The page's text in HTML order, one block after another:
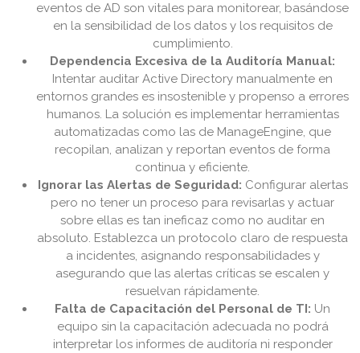
eventos de AD son vitales para monitorear, basándose
en la sensibilidad de los datos y los requisitos de
cumplimiento.
Dependencia Excesiva de la Auditoría Manual:
Intentar auditar Active Directory manualmente en
entornos grandes es insostenible y propenso a errores
humanos. La solución es implementar herramientas
automatizadas como las de ManageEngine, que
recopilan, analizan y reportan eventos de forma
continua y eficiente.
Ignorar las Alertas de Seguridad: Configurar alertas
pero no tener un proceso para revisarlas y actuar
sobre ellas es tan ineficaz como no auditar en
absoluto. Establezca un protocolo claro de respuesta
a incidentes, asignando responsabilidades y
asegurando que las alertas críticas se escalen y
resuelvan rápidamente.
Falta de Capacitación del Personal de TI: Un
equipo sin la capacitación adecuada no podrá
interpretar los informes de auditoría ni responder